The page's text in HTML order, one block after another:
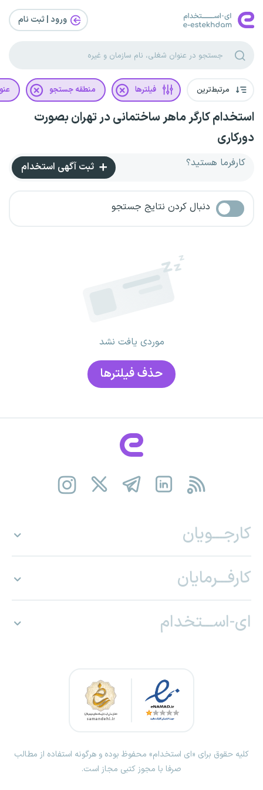
ورود | ثبت‌ نام
مرتبط‌ترین فیلترها منطقه جستجو
استخدام کارگر ماهر ساختمانی در تهران بصورت
دورکاری
کارفرما هستید؟ ثبت آگهی استخدام
دنبال کردن نتایج جستجو
موردی یافت نشد
حذف فیلتر‌ها
کارجـــویان
کارفـــرمایان
ای-اســـتخدام
کلیه حقوق برای «ای استخدام» محفوظ بوده و هرگونه استفاده از مطالب
صرفا با مجوز کتبی مجاز است.